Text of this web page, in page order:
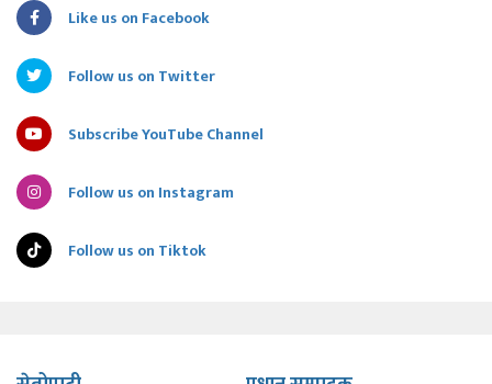
Like us on Facebook
Follow us on Twitter
Subscribe YouTube Channel
Follow us on Instagram
Follow us on Tiktok